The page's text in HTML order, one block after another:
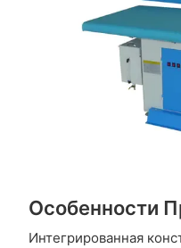
Особенности
Интегрированная